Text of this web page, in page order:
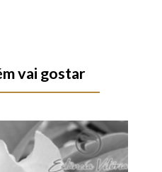
vai gostar